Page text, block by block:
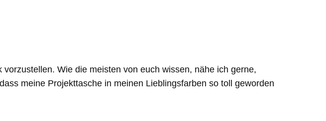
Wie die meisten von euch wissen, nähe ich gerne,
meine Projekttasche in meinen Lieblingsfarben so toll geworden